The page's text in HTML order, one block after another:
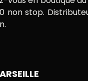
non stop.